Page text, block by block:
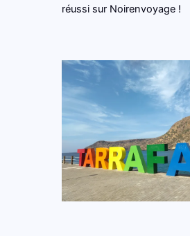
réussi sur Noirenvoyage !